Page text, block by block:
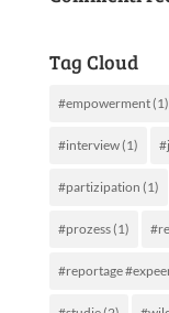
Tag Cloud
#empowerment(1)
#interview(1)
#partizipation (1)
#prozess(1)
#reportage